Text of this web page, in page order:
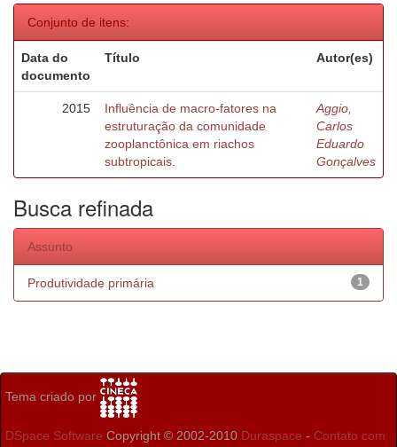
Conjunto de itens:
Data do
documento
Título Autor(es)
2015
Influência de macro-fatores na
estruturação da comunidade
zooplanctônica em riachos
subtropicais.
Aggio,
Carlos
Eduardo
Gonçalves
Busca refinada
Assunto
1
Produtividade primária
Tema criado por
DSpace Software Copyright © 2002-2010 Duraspace - Contato com